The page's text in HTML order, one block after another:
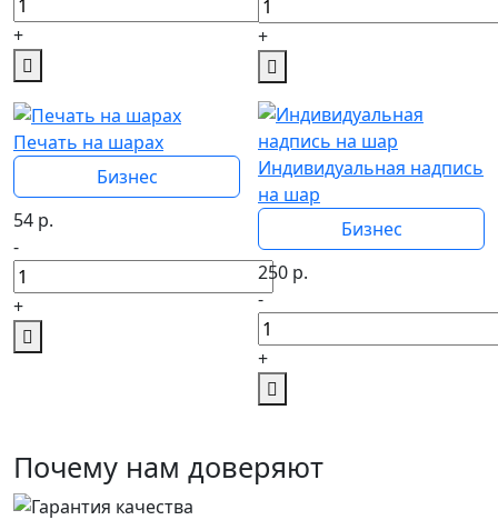
+ +
Печать на шарах
Бизнес
54 р.
-
+
Индивидуальная надпись
на шар
Бизнес
250 р.
-
+
Почему нам доверяют